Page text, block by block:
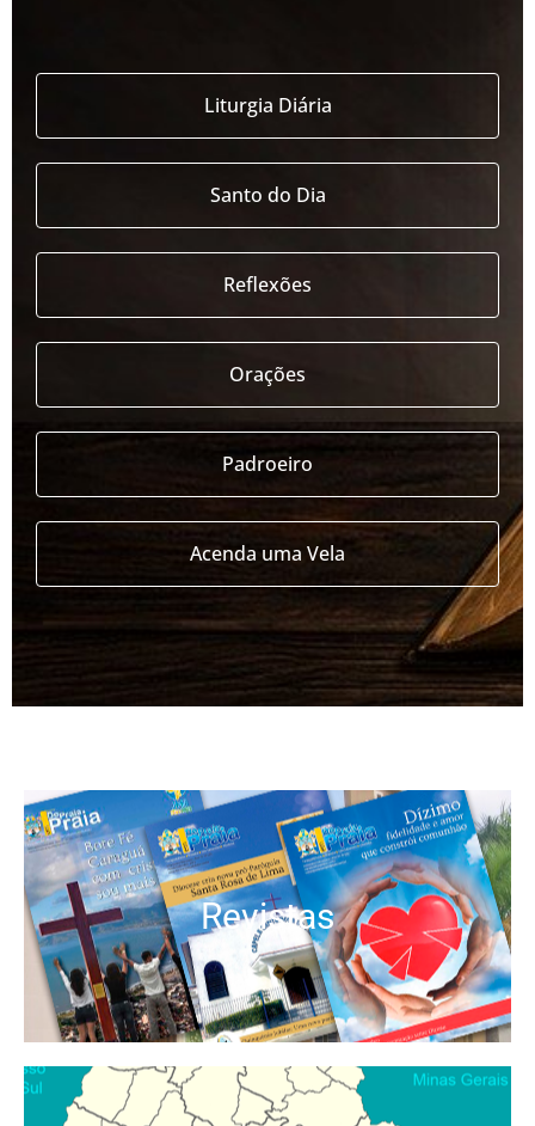
Liturgia Diária
Santo do Dia
Reflexões
Orações
Padroeiro
Acenda uma Vela
Revistas